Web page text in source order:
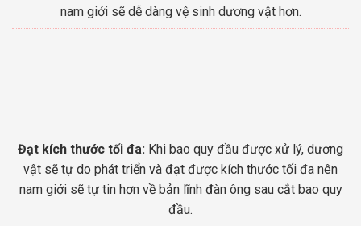
nam giới sẽ dễ dàng vệ sinh dương vật hơn.
Đạt kích thước tối đa: Khi bao quy đầu được xử lý, dương
vật sẽ tự do phát triển và đạt được kích thước tối đa nên
nam giới sẽ tự tin hơn về bản lĩnh đàn ông sau cắt bao quy
đầu.